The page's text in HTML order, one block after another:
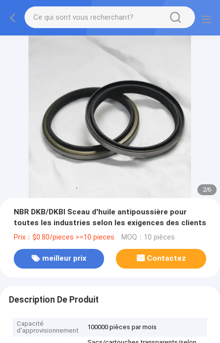
2/6
NBR DKB/DKBI Sceau d'huile antipoussière pour
toutes les industries selon les exigences des clients
Prix：$0.80/pieces >=10 pieces MOQ：10 pièces
meilleur prix Contactez
Description De Produit
Capacité
d'approvisionnement
100000 pièces par mois